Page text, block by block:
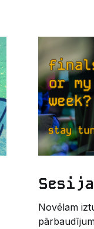
Novēlam
pārbaudījumos! 📝 Exam